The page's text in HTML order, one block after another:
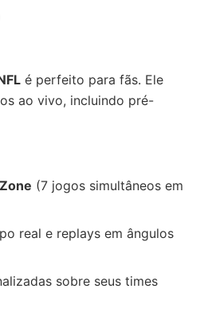
é perfeito para fãs. Ele
ao vivo, incluindo pré-
(7 jogos simultâneos em
real e replays em ângulos
sobre seus times